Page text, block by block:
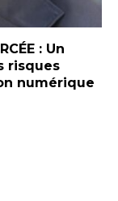
: Un
risques
numérique